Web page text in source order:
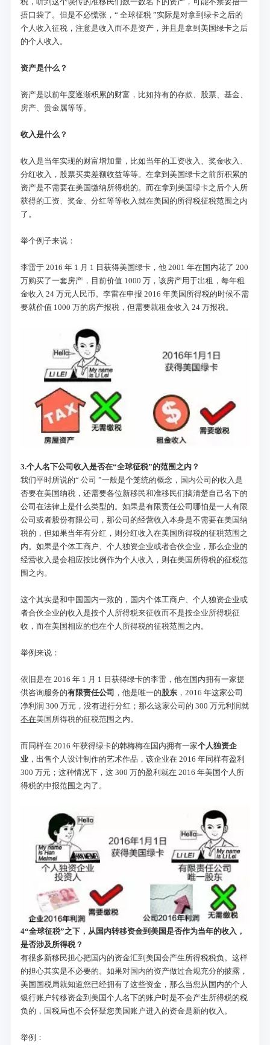
捂口袋了。但是不必慌张，“ 全球征税 ”实际是对拿到绿卡之后的
个人收入征税，注意是收入而不是资产，并且是拿到美国绿卡之后
的个人收入。
资产是什么？
资产是以前年度逐渐积累的财富，比如持有的存款、股票、基金、
房产、贵金属等等。
收入是什么？
收入是当年实现的财富增加量，比如当年的工资收入、奖金收入、
分红收入，股票买卖差额收益等等。在拿到美国绿卡之前所积累的
资产是不需要在美国缴纳所得税的。而在拿到美国绿卡之后个人所
获得的工资、奖金、分红等等收入就在美国的所得税征税范围之内
了。
举个例子来说：
李雷于 2016 年 1 月 1 日获得美国绿卡，他 2001 年在国内花了 200
万购买了一套房产，目前价值 1000 万，该房产用于出租，每年租
金收入 24 万元人民币。李雷在申报 2016 年美国所得税的时候不需
要就价值 1000 万的房产报税，但需要就租金收入 24 万报税。
3.个人名下公司收入是否在“全球征税”的范围之内？
我们平时所说的“ 公司 ”一般是个笼统的概念，国内公司的收入是
否要在美国纳税，还需要各位新移民和准移民们搞清楚自己名下的
公司在法律上是什么类型的。如果是有限责任公司哪怕是一人有限
公司或者股份有限公司，那公司的经营收入本身是不需要在美国纳
税的，但如果当年有分红，则分红收入在美国所得税的征税范围之
内。如果是个体工商户、个人独资企业或者合伙企业，那么企业的
经营收入是会相应按比例作为个人收入，则在美国所得税的征税范
围之内。
这个其实是和中国国内一致的，国内个体工商户、个人独资企业或
者合伙企业的收入是按个人所得税来征收而不是按企业所得税征
收，而在美国相应的也在个人所得税的征税范围之内。
举例来说：
依旧是在 2016 年 1 月 1 日获得绿卡的李雷，他在国内拥有一家提
供咨询服务的有限责任公司 ，他是唯一的股东 ，2016 年这家公司
净利润 300 万元，没有进行分红；那么这家公司的 300 万元利润就
不在美国所得税的征税范围之内。
而同样在 2016 年获得绿卡的韩梅梅在国内拥有一家个人独资企
业 ，出售个人设计制作的艺术作品，该企业在 2016 年同样有盈利
300 万元；这种情况下，这 300 万的盈利就在 2016 年美国个人所
得税的申报范围之内了。
4“全球征税”之下，从国内转移资金到美国是否作为当年的收入，
是否涉及所得税？
有很多新移民担心把国内的资金汇到美国会产生所得税税负。这样
的担心其实是不必要的。如果对国内的资产做过合规充分的披露，
美国国税局就知道您已经拥有了这些资金，那么当您从国内的个人
银行账户转移资金到美国个人名下的账户时是不会产生所得税的税
负的，国税局也不会怀疑您美国账户进入的资金是新的收入。
举例：